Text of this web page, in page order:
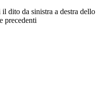
dito da sinistra a destra dello
precedenti